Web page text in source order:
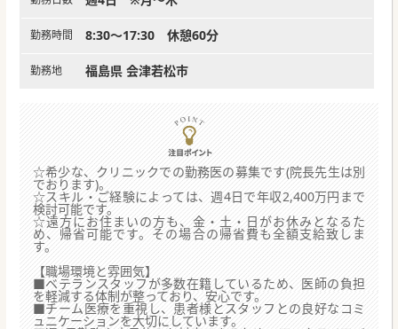
勤務時間 8:30～17:30 休憩60分
勤務地 福島県 会津若松市
☆希少な、クリニックでの勤務医の募集です(院長先生は別
でおります)。
☆スキル・ご経験によっては、週4日で年収2,400万円まで
検討可能です。
☆遠方にお住まいの方も、金・土・日がお休みとなるた
め、帰省可能です。その場合の帰省費も全額支給致しま
す。
【職場環境と雰囲気】
■ベテランスタッフが多数在籍しているため、医師の負担
を軽減する体制が整っており、安心です。
■チーム医療を重視し、患者様とスタッフとの良好なコミ
ュニケーションを大切にしています。